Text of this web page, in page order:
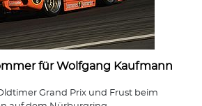
für Wolfgang Kaufmann
Grand Prix und Frust beim